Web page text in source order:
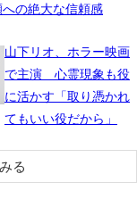
の絶大な信頼感
山下リオ、ホラー映画
で主演 心霊現象も役
に活かす「取り憑かれ
てもいい役だから」
る